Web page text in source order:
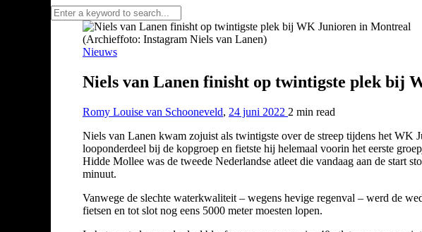
(Archieffoto: Instagram Niels van Lanen)
Nieuws
Niels van Lanen finisht op twintigste plek bij
Romy Louise van Schooneveld, 24 juni 2022 2 min read
Niels van Lanen kwam zojuist als twintigste over de streep tijdens het WK
looponderdeel bij de kopgroep en fietste hij helemaal voorin het eerste
Hidde Mollee was de tweede Nederlandse atleet die vandaag aan de start
minuut.
Vanwege de slechte waterkwaliteit – wegens hevige regenval – werd de
fietsen en tot slot nog eens 5000 meter moesten lopen.